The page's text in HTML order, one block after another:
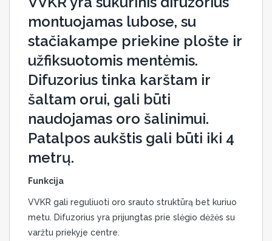
montuojamas lubose, su
stačiakampe priekine plošte ir
užfiksuotomis mentėmis.
Difuzorius tinka karštam ir
šaltam orui, gali būti
naudojamas oro šalinimui.
Patalpos aukštis gali būti iki 4
metrų.
Funkcija
VVKR gali reguliuoti oro srauto struktūrą bet kuriuo
metu. Difuzorius yra prijungtas prie slėgio dėžės su
varžtu priekyje centre.